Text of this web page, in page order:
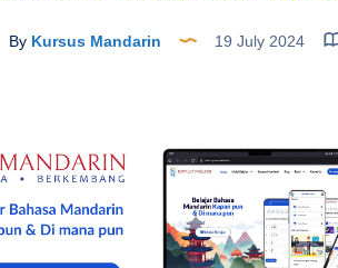
ByKursus Mandarin 19 July 2024